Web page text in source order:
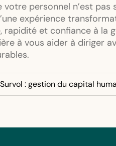
votre personnel n’est pas
expérience
rapidité et confiance à la
à vous aider à diriger
Survol : gestion du capital